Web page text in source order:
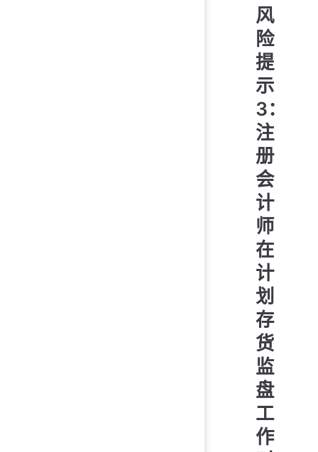
风
险
提
示
3：
注
册
会
计
师
在
计
划
存
货
监
盘
工
作